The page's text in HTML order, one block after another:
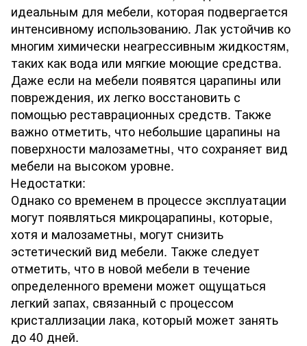
идеальным для мебели, которая подвергается
интенсивному использованию. Лак устойчив ко
многим химически неагрессивным жидкостям,
таких как вода или мягкие моющие средства.
Даже если на мебели появятся царапины или
повреждения, их легко восстановить с
помощью реставрационных средств. Также
важно отметить, что небольшие царапины на
поверхности малозаметны, что сохраняет вид
мебели на высоком уровне.
Недостатки:
Однако со временем в процессе эксплуатации
могут появляться микроцарапины, которые,
хотя и малозаметны, могут снизить
эстетический вид мебели. Также следует
отметить, что в новой мебели в течение
определенного времени может ощущаться
легкий запах, связанный с процессом
кристаллизации лака, который может занять
до 40 дней.